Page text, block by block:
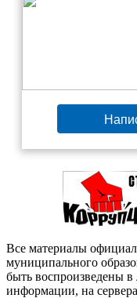
Все материалы
муниципального
быть воспроизведены
информации, на